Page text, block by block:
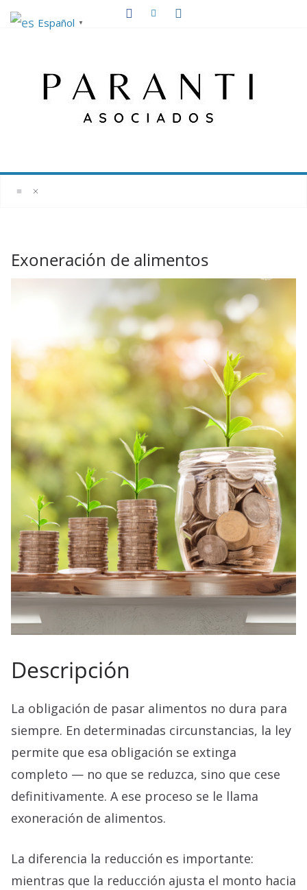
Saltar
Exoneración de alimentos
Descripción
La obligación de pasar alimentos no dura para
siempre. En determinadas circunstancias, la ley
permite que esa obligación se extinga
completo — no que se reduzca, sino que cese
definitivamente. A ese proceso se le llama
exoneración de alimentos.
La diferencia la reducción es importante:
mientras que la reducción ajusta el monto hacia
Español ▼